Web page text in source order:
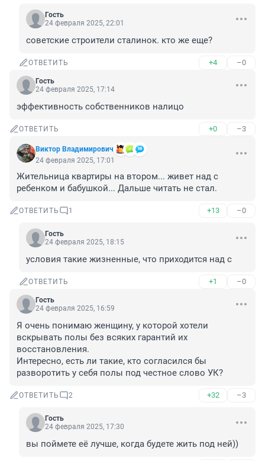
Гость
24 февраля 2025, 22:01
советские строители сталинок. кто же еще?
ОТВЕТИТЬ +4 –0
Гость
24 февраля 2025, 17:14
эффективность собственников налицо
ОТВЕТИТЬ +0 –3
Виктор Владимирович
24 февраля 2025, 17:01
Жительница квартиры на втором... живет над с
ребенком и бабушкой... Дальше читать не стал.
ОТВЕТИТЬ 1 +13 –0
Гость
24 февраля 2025, 18:15
условия такие жизненные, что приходится над с
ОТВЕТИТЬ +1 –0
Гость
24 февраля 2025, 16:59
Я очень понимаю женщину, у которой хотели
вскрывать полы без всяких гарантий их
восстановления.
Интересно, есть ли такие, кто согласился бы
разворотить у себя полы под честное слово УК?
ОТВЕТИТЬ 2 +32 –3
Гость
24 февраля 2025, 17:30
вы поймете её лучше, когда будете жить под ней))